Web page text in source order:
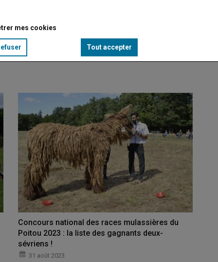
Concours national des races mulassières du
Poitou 2023 : la liste des gagnants deux-
sévriens !
31 août 2023
mes cookies
Tout accepter